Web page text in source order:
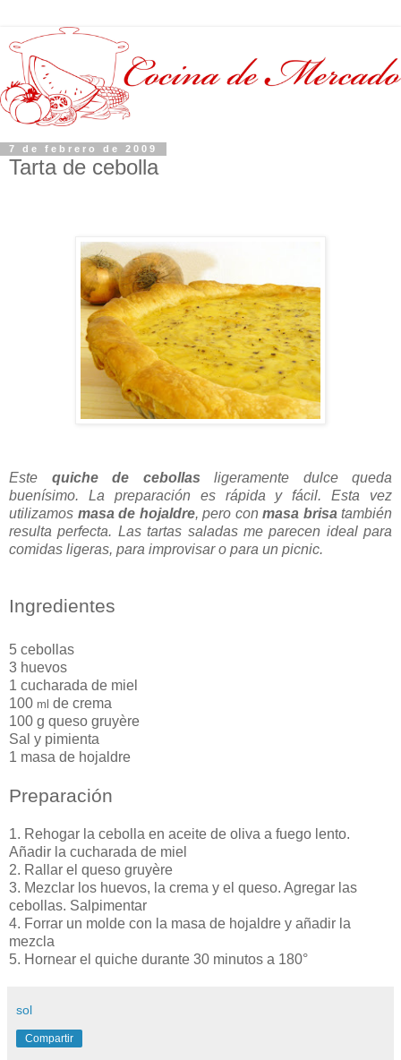
7 de febrero de 2009
Tarta de cebolla
Este quiche de cebollas ligeramente dulce queda
buenísimo. La preparación es rápida y fácil. Esta vez
utilizamos masa de hojaldre, pero con masa brisa también
resulta perfecta. Las tartas saladas me parecen ideal para
comidas ligeras, para improvisar o para un picnic.
Ingredientes
5 cebollas
3 huevos
1 cucharada de miel
100 ml de crema
100 g queso gruyère
Sal y pimienta
1 masa de hojaldre
Preparación
1. Rehogar la cebolla en aceite de oliva a fuego lento.
Añadir la cucharada de miel
2. Rallar el queso gruyère
3. Mezclar los huevos, la crema y el queso. Agregar las
cebollas. Salpimentar
4. Forrar un molde con la masa de hojaldre y añadir la
mezcla
5. Hornear el quiche durante 30 minutos a 180°
sol
Compartir